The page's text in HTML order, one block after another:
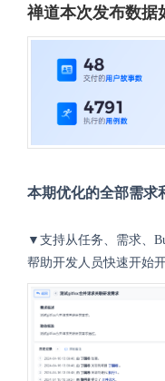
禅道本次发布数据
本期优化的全部需求
▼支持从任务、需求、
帮助开发人员快速开始开